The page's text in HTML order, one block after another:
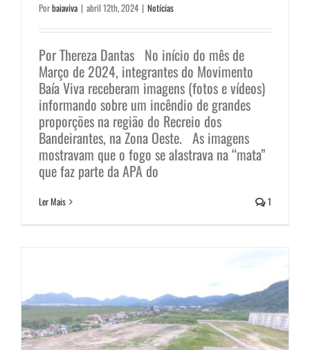
Porbaiaviva | abril 12th, 2024 | Notícias
Por Thereza Dantas No início do mês de
Março de 2024, integrantes do Movimento
Baía Viva receberam imagens (fotos e vídeos)
informando sobre um incêndio de grandes
proporções na região do Recreio dos
Bandeirantes, na Zona Oeste. As imagens
mostravam que o fogo se alastrava na “mata”
que faz parte da APA do
Ler Mais 1
Revis Campos de Sernambetiba:
visto de cima é muito pior!